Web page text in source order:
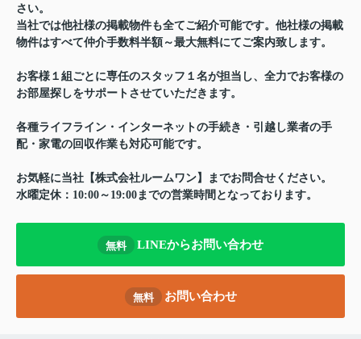
さい。
当社では他社様の掲載物件も全てご紹介可能です。他社様の掲載
物件はすべて仲介手数料半額～最大無料にてご案内致します。
お客様１組ごとに専任のスタッフ１名が担当し、全力でお客様の
お部屋探しをサポートさせていただきます。
各種ライフライン・インターネットの手続き・引越し業者の手
配・家電の回収作業も対応可能です。
お気軽に当社【株式会社ルームワン】までお問合せください。
水曜定休：10:00～19:00までの営業時間となっております。
無料 LINEからお問い合わせ
無料 お問い合わせ